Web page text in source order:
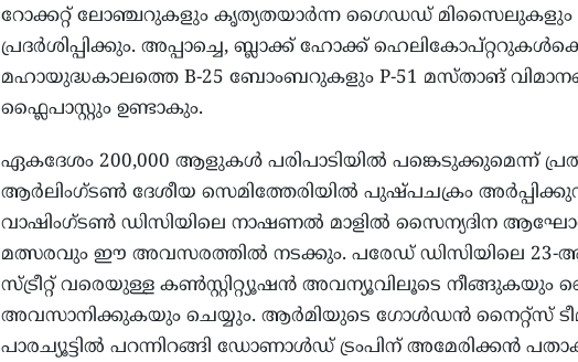
റോക്കറ്റ് ലോഞ്ചറുകളും കൃത്യതയാർന്ന ഗൈഡഡ് മിസൈലുകളും
പ്രദർശിപ്പിക്കും. അപ്പാച്ചെ, ബ്ലാക്ക് ഹോക്ക്
മഹായുദ്ധകാലത്തെ B-25 ബോംബറുകളും P-51 മസ്താങ്
ഫ്ലൈപാസ്റ്റും ഉണ്ടാകും.
ഏകദേശം 200,000 ആളുകൾ പരിപാടിയിൽ പങ്കെടുക്കുമെന്ന്
ആർലിംഗ്ടൺ ദേശീയ സെമിത്തേരിയിൽ പുഷ്പചക്രം
വാഷിംഗ്ടൺ ഡിസിയിലെ നാഷണൽ മാളിൽ സൈന്യദിന
മത്സരവും ഈ അവസരത്തിൽ നടക്കും. പരേഡ് ഡിസിയിലെ 23-
സ്ട്രീറ്റ് വരെയുള്ള കൺസ്റ്റിറ്റ്യൂഷൻ അവന്യൂവിലൂടെ നീങ്ങുകയും
അവസാനിക്കുകയും ചെയ്യും. ആർമിയുടെ ഗോൾഡൻ നൈറ്റ്സ്
പാരച്യൂട്ടിൽ പറന്നിറങ്ങി ഡോണാൾഡ് ട്രംപിന് അമേരിക്കൻ